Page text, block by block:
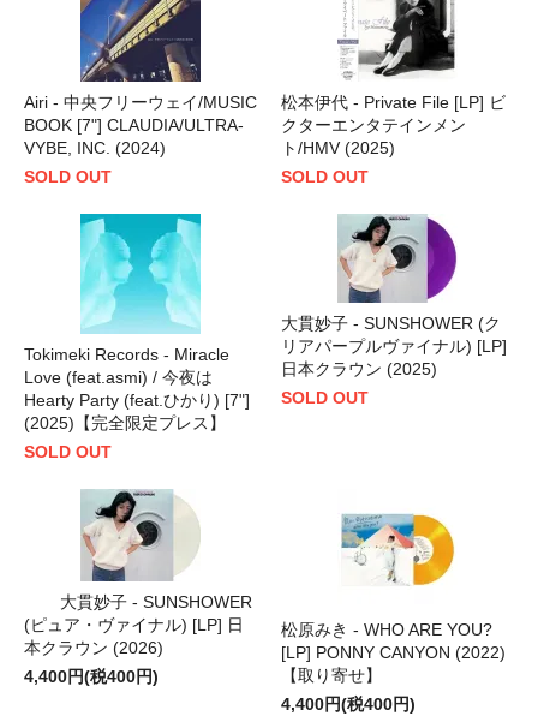
Airi - 中央フリーウェイ/MUSIC
BOOK [7"] CLAUDIA/ULTRA-
VYBE, INC. (2024)
SOLD OUT
松本伊代 - Private File [LP] ビ
クターエンタテインメン
ト/HMV (2025)
SOLD OUT
Tokimeki Records - Miracle
Love (feat.asmi) / 今夜は
Hearty Party (feat.ひかり) [7"]
(2025)【完全限定プレス】
SOLD OUT
大貫妙子 - SUNSHOWER (ク
リアパープルヴァイナル) [LP]
日本クラウン (2025)
SOLD OUT
大貫妙子 - SUNSHOWER
(ピュア・ヴァイナル) [LP] 日
本クラウン (2026)
4,400円(税400円)
松原みき - WHO ARE YOU?
[LP] PONNY CANYON (2022)
【取り寄せ】
4,400円(税400円)